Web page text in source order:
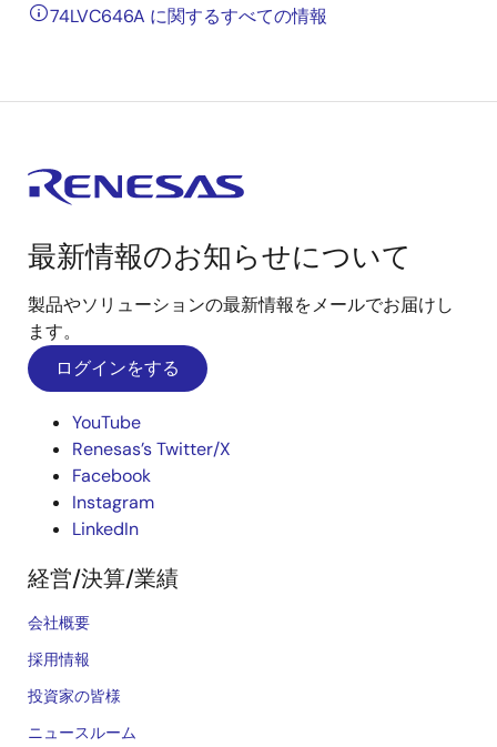
74LVC646A に関するすべての情報
最新情報のお知らせについて
製品やソリューションの最新情報をメールでお届けし
ます。
ログインをする
YouTube
Renesas’s Twitter/X
Facebook
Instagram
LinkedIn
経営/決算/業績
会社概要
採用情報
投資家の皆様
ニュースルーム